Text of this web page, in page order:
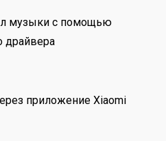
музыки с помощью
драйвера
приложение Xiaomi